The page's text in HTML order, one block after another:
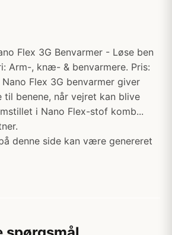
Flex 3G Benvarmer - Løse ben
Arm-, knæ- & benvarmere. Pris:
Flex 3G benvarmer giver
til benene, når vejret kan blive
i Nano Flex-stof komb...
denne side kan være genereret